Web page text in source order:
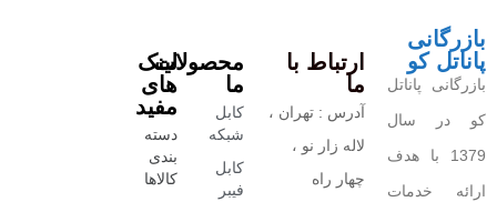
بازرگانی
پاناتل کو
بازرگانی پاناتل
کو در سال
1379 با هدف
ارائه خدمات
ارتباط با
ما
آدرس : تهران ،
لاله زار نو ،
چهار راه
محصولات
ما
کابل
شبکه
کابل
فیبر
لینک
های
مفید
دسته
بندی
کالاها